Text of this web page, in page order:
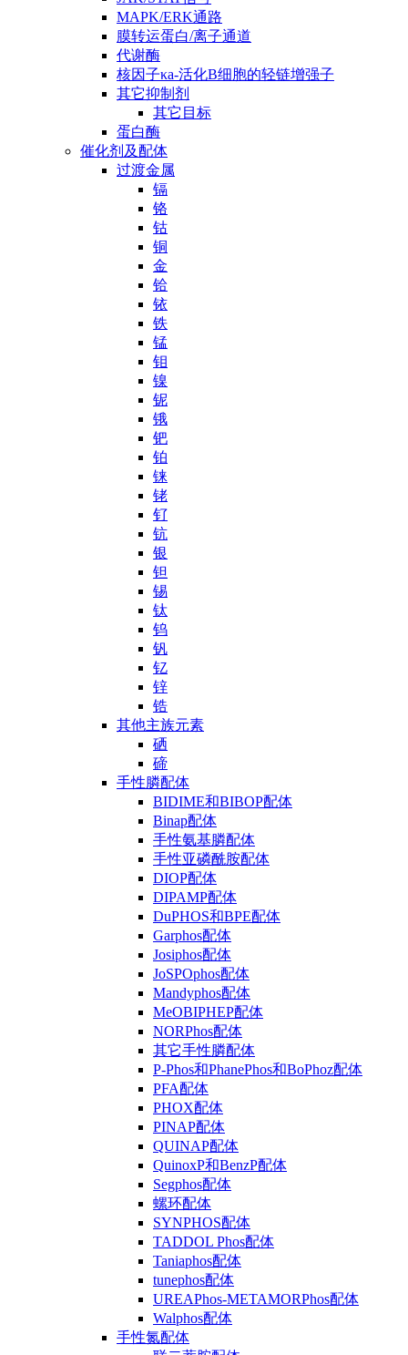
MAPK/ERK通路
膜转运蛋白/离子通道
代谢酶
核因子κa-活化B细胞的轻链增强子
其它抑制剂
其它目标
蛋白酶
催化剂及配体
过渡金属
镉
铬
钴
铜
金
铪
铱
铁
锰
钼
镍
铌
锇
钯
铂
铼
铑
钌
钪
银
钽
锡
钛
钨
钒
钇
锌
锆
其他主族元素
硒
碲
手性膦配体
BIDIME和BIBOP配体
Binap配体
手性氨基膦配体
手性亚磷酰胺配体
DIOP配体
DIPAMP配体
DuPHOS和BPE配体
Garphos配体
Josiphos配体
JoSPOphos配体
Mandyphos配体
MeOBIPHEP配体
NORPhos配体
其它手性膦配体
P-Phos和PhanePhos和BoPhoz配体
PFA配体
PHOX配体
PINAP配体
QUINAP配体
QuinoxP和BenzP配体
Segphos配体
螺环配体
SYNPHOS配体
TADDOL Phos配体
Taniaphos配体
tunephos配体
UREAPhos-METAMORPhos配体
Walphos配体
手性氮配体